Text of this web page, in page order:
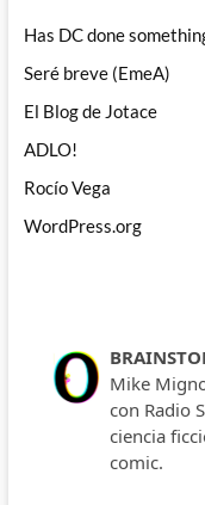
Has DC done
Seré breve (EmeA)
El Blog de Jotace
ADLO!
Rocío Vega
WordPress.org